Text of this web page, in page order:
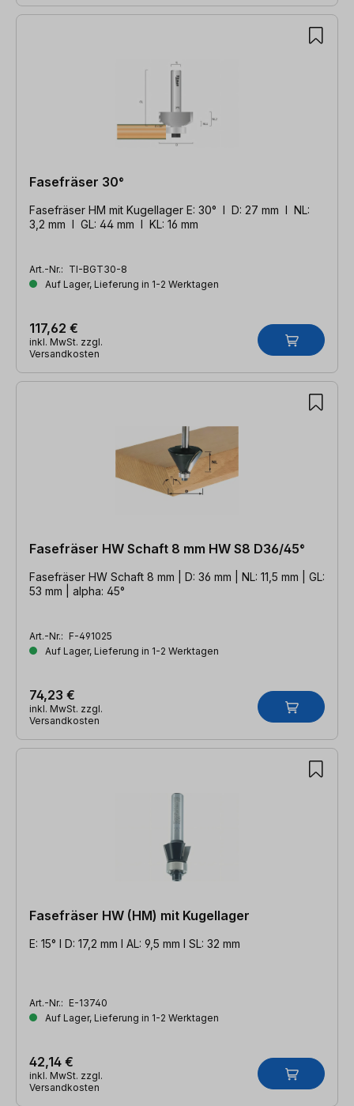
Fasefräser 30°
Fasefräser HM mit Kugellager E: 30° l D: 27 mm l NL:
3,2 mm l GL: 44 mm l KL: 16 mm
Art.-Nr.: TI-BGT30-8
Auf Lager, Lieferung in 1-2 Werktagen
117,62 €
inkl. MwSt. zzgl.
Versandkosten
Fasefräser HW Schaft 8 mm HW S8 D36/45°
Fasefräser HW Schaft 8 mm | D: 36 mm | NL: 11,5 mm | GL:
53 mm | alpha: 45°
Art.-Nr.: F-491025
Auf Lager, Lieferung in 1-2 Werktagen
74,23 €
inkl. MwSt. zzgl.
Versandkosten
Fasefräser HW (HM) mit Kugellager
E: 15° l D: 17,2 mm l AL: 9,5 mm l SL: 32 mm
Art.-Nr.: E-13740
Auf Lager, Lieferung in 1-2 Werktagen
42,14 €
inkl. MwSt. zzgl.
Versandkosten